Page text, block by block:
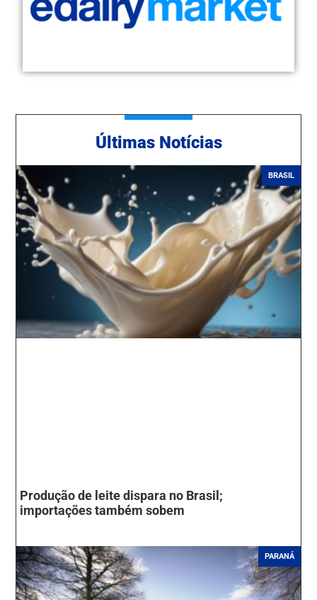
Ú ltimas Notícias
BRASIL
Produção de leite dispara no Brasil;
importações também sobem
PARANÁ